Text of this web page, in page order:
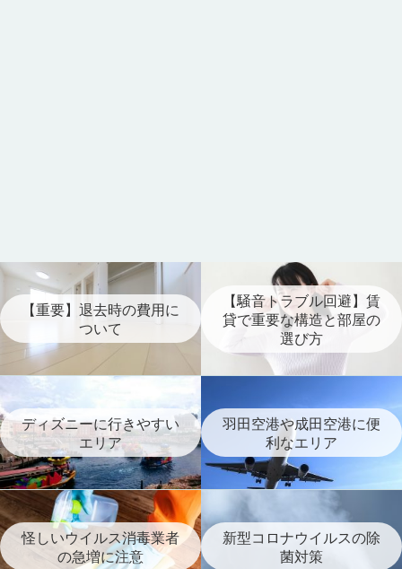
【重要】退去時の費用に
ついて
【騒音トラブル回避】賃
貸で重要な構造と部屋の
選び方
ディズニーに行きやすい
エリア
羽田空港や成田空港に便
利なエリア
怪しいウイルス消毒業者
の急増に注意
新型コロナウイルスの除
菌対策